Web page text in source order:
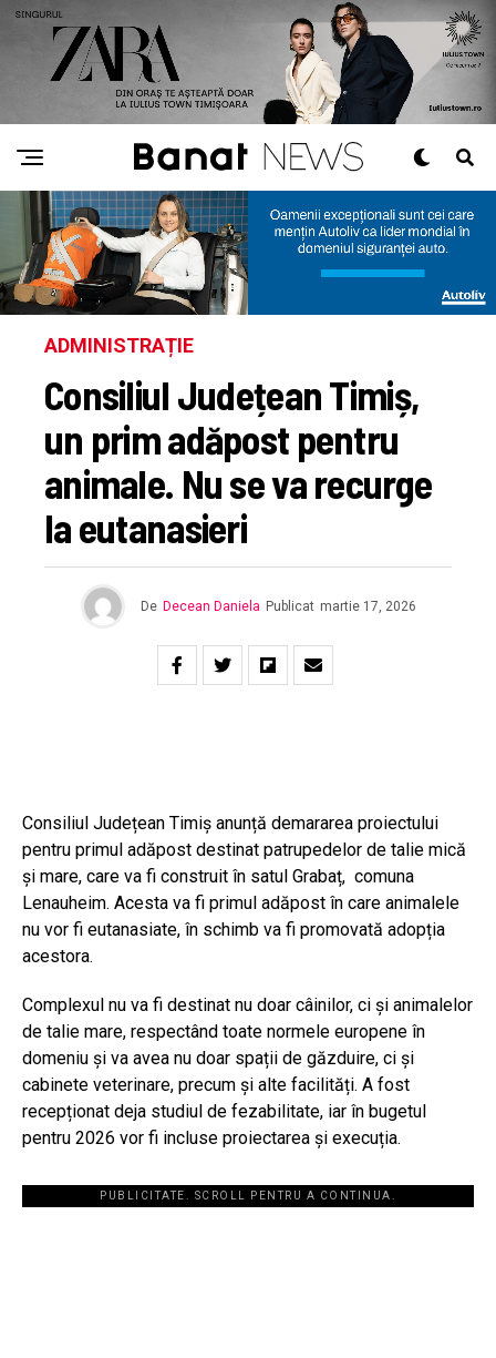
ADMINISTRAȚIE
Consiliul Județean Timiș,
un prim adăpost pentru
animale. Nu se va recurge
la eutanasieri
De Decean Daniela Publicat martie 17, 2026
Consiliul Județean Timiș anunță demararea proiectului
pentru primul adăpost destinat patrupedelor de talie mică
și mare, care va fi construit în satul Grabaț, comuna
Lenauheim. Acesta va fi primul adăpost în care animalele
nu vor fi eutanasiate, în schimb va fi promovată adopția
acestora.
Complexul nu va fi destinat nu doar câinilor, ci și animalelor
de talie mare, respectând toate normele europene în
domeniu și va avea nu doar spații de găzduire, ci și
cabinete veterinare, precum și alte facilități. A fost
recepționat deja studiul de fezabilitate, iar în bugetul
pentru 2026 vor fi incluse proiectarea și execuția.
PUBLICITATE. SCROLL PENTRU A CONTINUA.